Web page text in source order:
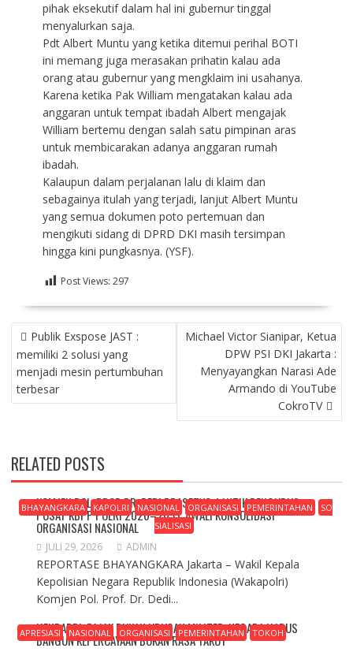
pihak eksekutif dalam hal ini gubernur tinggal
menyalurkan saja.
Pdt Albert Muntu yang ketika ditemui perihal BOTI
ini memang juga merasakan prihatin kalau ada
orang atau gubernur yang mengklaim ini usahanya.
Karena ketika Pak William mengatakan kalau ada
anggaran untuk tempat ibadah Albert mengajak
William bertemu dengan salah satu pimpinan aras
untuk membicarakan adanya anggaran rumah
ibadah.
Kalaupun dalam perjalanan lalu di klaim dan
sebagainya itulah yang terjadi, lanjut Albert Muntu
yang semua dokumen poto pertemuan dan
mengikuti sidang di DPRD DKI masih tersimpan
hingga kini pungkasnya. (YSF).
Post Views: 297
NAVIGASI
POSPublik Exspose JAST :
memiliki 2 solusi yang
menjadi mesin pertumbuhan
terbesar
Michael Victor Sianipar, Ketua
DPW PSI DKI Jakarta :
Menyayangkan Narasi Ade
Armando di YouTube
CokroTV
RELATED POSTS
BHAYANGKARA KAPOLRI NASIONAL ORGANISASI PEMERINTAHAN
SO
SIALISASI
KOMJEN POL. PROF. DR. DEDI PRASETYO, LANTIK PENGURUS
PUSAT KBPP POLRI 2026–2031, AWALI KONSOLIDASI
ORGANISASI NASIONAL
JULI 29, 2026 ADMIN
REPORTASE BHAYANGKARA Jakarta – Wakil Kepala
Kepolisian Negara Republik Indonesia (Wakapolri)
Komjen Pol. Prof. Dr. Dedi...
APRESIASI NASIONAL ORGANISASI PEMERINTAHAN TOKOH
HENDARDI: PAJAK BUKAN URUSAN MILITER, NEGARA HARUS
BANGUN KEPERCAYAAN BUKAN RASA TAKUT